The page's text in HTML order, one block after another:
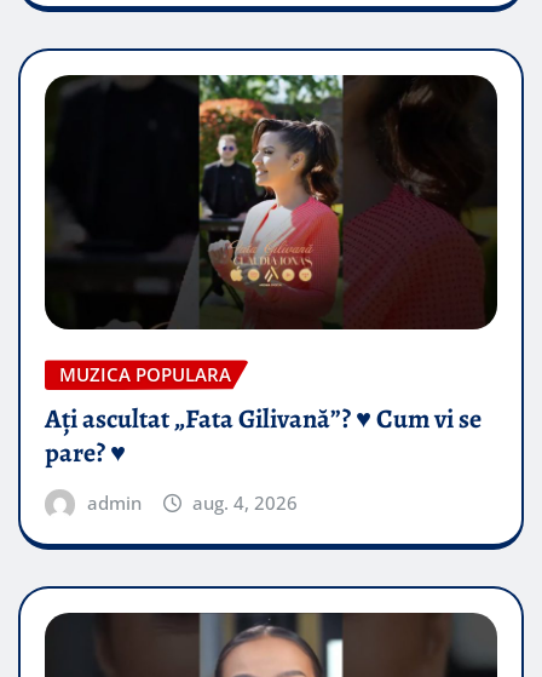
MUZICA POPULARA
Ați ascultat „Fata Gilivană”? ♥️ Cum vi se
pare? ♥️
admin aug. 4, 2026